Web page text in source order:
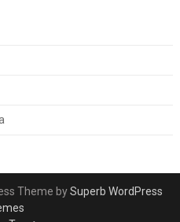
Theme bySuperb WordPress